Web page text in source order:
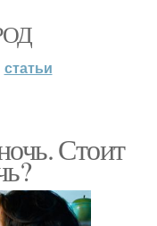
статьи
Стоит